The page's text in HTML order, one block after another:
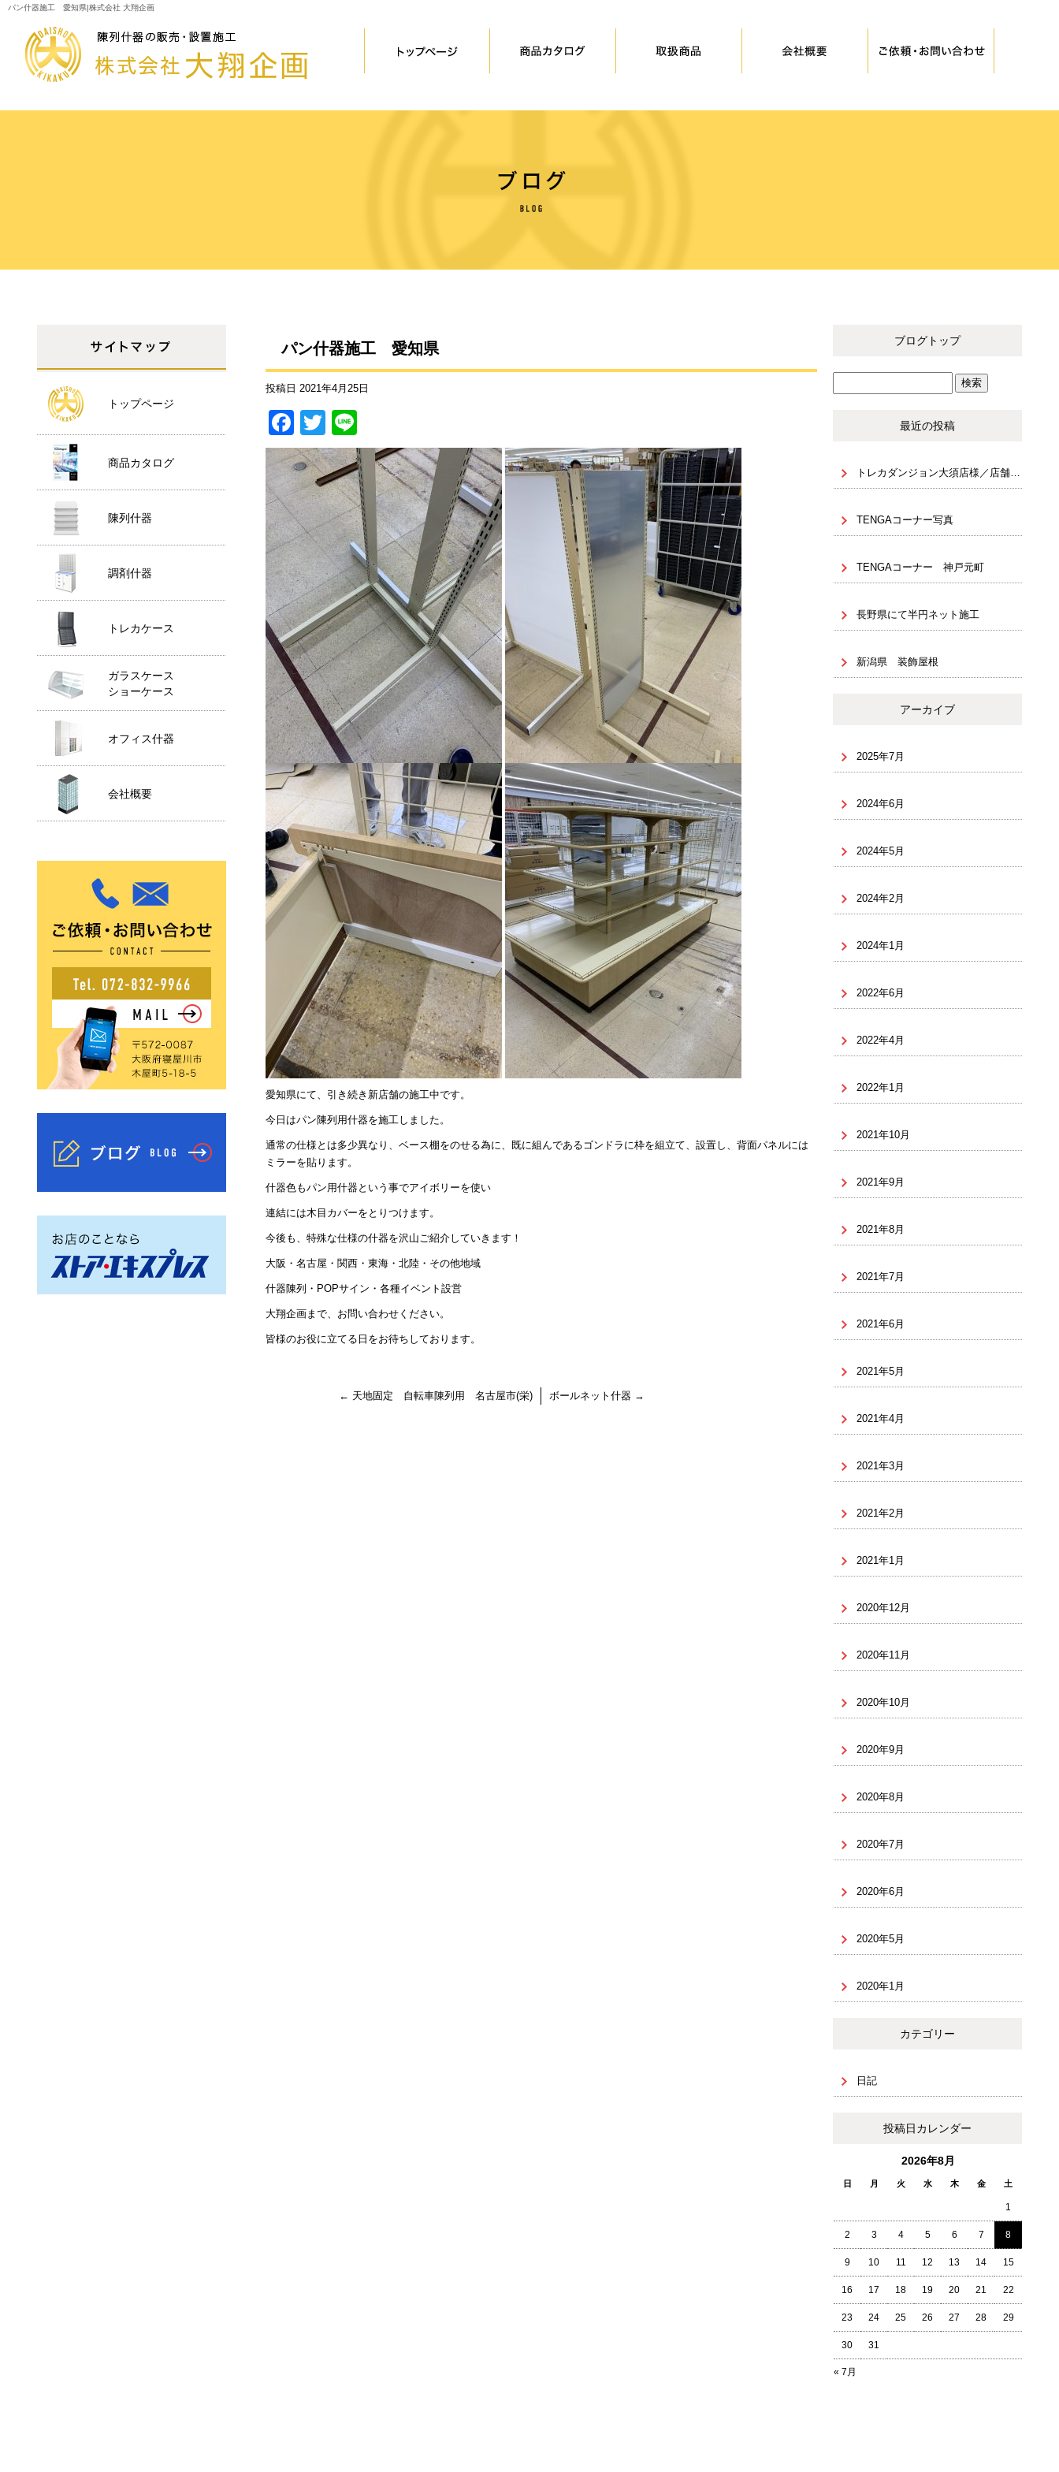
パン什器施工 愛知県|株式会社 大翔企画
トップページ
商品カタログ
陳列什器
調剤什器
トレカケース
ガラスケース
ショーケース
オフィス什器
会社概要
パン什器施工 愛知県
投稿日 2021年4月25日
F
a
c
e
b
o
o
k
T
wi
tt
er
n
e
愛知県にて、引き続き新店舗の施工中です。
今日はパン陳列用什器を施工しました。
通常の仕様とは多少異なり、ベース棚をのせる為に、既に組んであるゴンドラに枠を組立て、設置し、背面パネルには
ミラーを貼ります。
什器色もパン用什器という事でアイボリーを使い
連結には木目カバーをとりつけます。
今後も、特殊な仕様の什器を沢山ご紹介していきます！
大阪・名古屋・関西・東海・北陸・その他地域
什器陳列・POPサイン・各種イベント設営
大翔企画まで、お問い合わせください。
皆様のお役に立てる日をお待ちしております。
← 天地固定 自転車陳列用 名古屋市(栄) ボールネット什器 →
ブログトップ
最近の投稿
TENGAコーナー写真
TENGAコーナー 神戸元町
長野県にて半円ネット施工
新潟県 装飾屋根
アーカイブ
2025年7月
2024年6月
2024年5月
2024年2月
2024年1月
2022年6月
2022年4月
2022年1月
2021年10月
2021年9月
2021年8月
2021年7月
2021年6月
2021年5月
2021年4月
2021年3月
2021年2月
2021年1月
2020年12月
2020年11月
2020年10月
2020年9月
2020年8月
2020年7月
2020年6月
2020年5月
2020年1月
カテゴリー
日記
投稿日カレンダー
2026年8月
日 月 火 水 木 金 土
« 7月
1
2 3 4 5 6 7 8
9 10 11 12 13 14 15
16 17 18 19 20 21 22
23 24 25 26 27 28 29
30 31